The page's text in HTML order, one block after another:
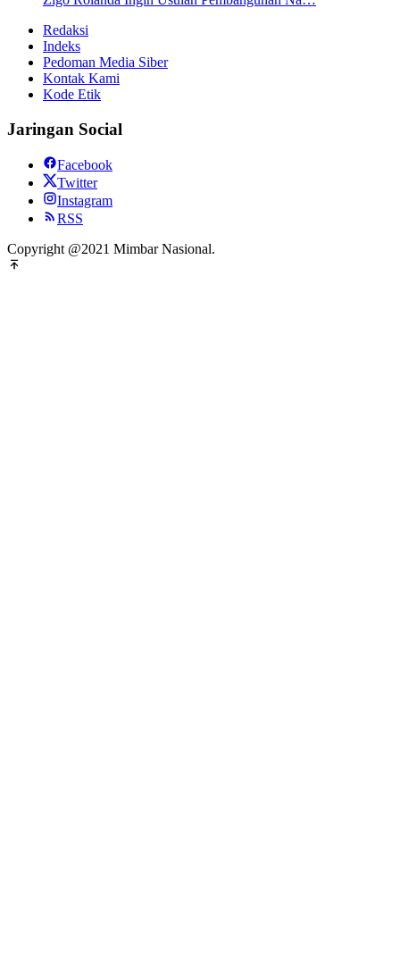
Redaksi
Indeks
Pedoman Media Siber
Kontak Kami
Kode Etik
Jaringan Social
Facebook
Twitter
Instagram
RSS
Copyright @2021 Mimbar Nasional.